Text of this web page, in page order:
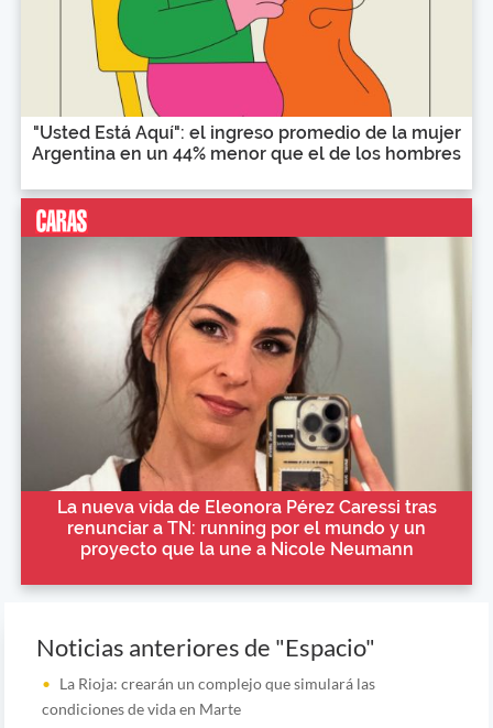
"Usted Está Aquí": el ingreso promedio de la mujer
Argentina en un 44% menor que el de los hombres
La nueva vida de Eleonora Pérez Caressi tras
renunciar a TN: running por el mundo y un
proyecto que la une a Nicole Neumann
Noticias anteriores de "Espacio"
La Rioja: crearán un complejo que simulará las
condiciones de vida en Marte